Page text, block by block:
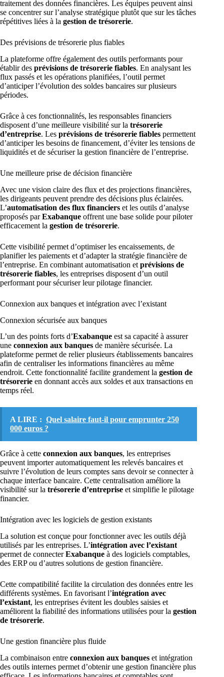
traitement des données financières. Les équipes peuvent ainsi
se concentrer sur l’analyse stratégique plutôt que sur les tâches
répétitives liées à la gestion de trésorerie.
Des prévisions de trésorerie plus fiables
La plateforme offre également des outils performants pour
établir des prévisions de trésorerie fiables. En analysant les
flux passés et les opérations planifiées, l’outil permet
d’anticiper l’évolution des soldes bancaires sur plusieurs
périodes.
Grâce à ces fonctionnalités, les responsables financiers
disposent d’une meilleure visibilité sur la trésorerie
d’entreprise. Les prévisions de trésorerie fiables permettent
d’anticiper les besoins de financement, d’éviter les tensions de
liquidités et de sécuriser la gestion financière de l’entreprise.
Une meilleure prise de décision financière
Avec une vision claire des flux et des projections financières,
les dirigeants peuvent prendre des décisions plus éclairées.
L’automatisation des flux financiers et les outils d’analyse
proposés parExabanque offrent une base solide pour piloter
efficacement la gestion de trésorerie.
Cette visibilité permet d’optimiser les encaissements, de
planifier les paiements et d’adapter la stratégie financière de
l’entreprise. En combinant automatisation et prévisions de
trésorerie fiables, les entreprises disposent d’un outil
performant pour sécuriser leur pilotage financier.
Connexion aux banques et intégration avec l’existant
Connexion sécurisée aux banques
L’un des points forts d’Exabanque est sa capacité à assurer
une connexion aux banques de manière sécurisée. La
plateforme permet de relier plusieurs établissements bancaires
afin de centraliser les informations financières au même
endroit. Cette fonctionnalité facilite grandement la gestion de
trésorerie en donnant accès aux soldes et aux transactions en
temps réel.
A LIRE : Quel salaire faut-il pour emprunter 250
000 euros ?
Grâce à cette connexion aux banques, les entreprises
peuvent importer automatiquement les relevés bancaires et
suivre l’évolution de leurs comptes sans devoir se connecter à
chaque interface bancaire. Cette centralisation améliore la
visibilité sur la trésorerie d’entreprise et simplifie le pilotage
financier.
Intégration avec les logiciels de gestion existants
La solution est conçue pour fonctionner avec les outils déjà
utilisés par les entreprises. L’intégration avec l’existant
permet de connecterExabanque à des logiciels comptables,
des ERP ou d’autres solutions de gestion financière.
Cette compatibilité facilite la circulation des données entre les
différents systèmes. En favorisant l’intégration avec
l’existant, les entreprises évitent les doubles saisies et
améliorent la fiabilité des informations utilisées pour la gestion
de trésorerie.
Une gestion financière plus fluide
La combinaison entre connexion aux banques et intégration
des outils internes permet d’obtenir une gestion financière plus